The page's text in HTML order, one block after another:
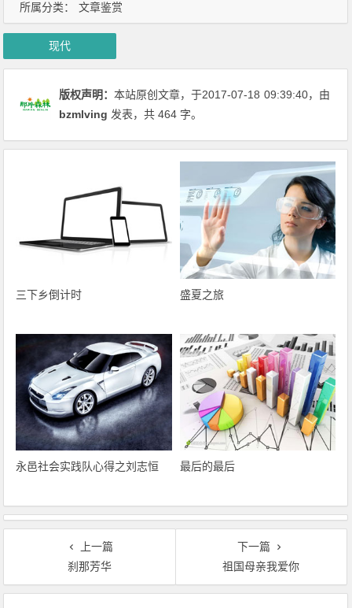
所属分类： 文章鉴赏
现代
版权声明：本站原创文章，于2017-07-18 09:39:40，由
bzmlving 发表，共 464 字。
三下乡倒计时 盛夏之旅
永邑社会实践队心得之刘志恒 最后的最后
上一篇
刹那芳华
下一篇
祖国母亲我爱你